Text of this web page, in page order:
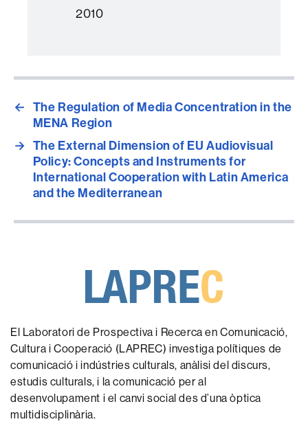
2010
← The Regulation of Media Concentration in the
MENA Region
→ The External Dimension of EU Audiovisual
Policy: Concepts and Instruments for
International Cooperation with Latin America
and the Mediterranean
El Laboratori de Prospectiva i Recerca en Comunicació,
Cultura i Cooperació (LAPREC) investiga polítiques de
comunicació i indústries culturals, anàlisi del discurs,
estudis culturals, i la comunicació per al
desenvolupament i el canvi social des d’una òptica
multidisciplinària.